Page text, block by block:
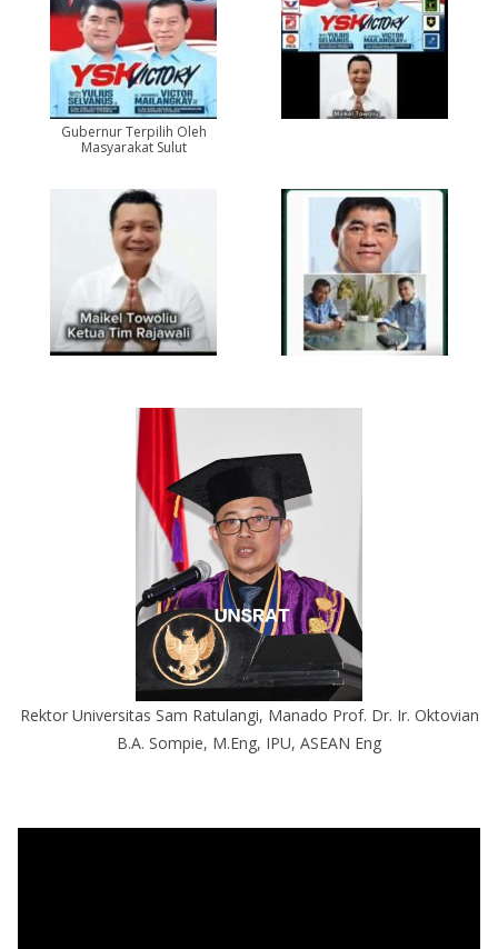
Gubernur Terpilih Oleh
Masyarakat Sulut
Rektor Universitas Sam Ratulangi, Manado Prof. Dr. Ir. Oktovian
B.A. Sompie, M.Eng, IPU, ASEAN Eng